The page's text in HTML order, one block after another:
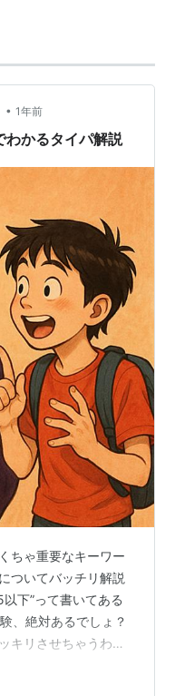
• 1年前
わかるタイパ解説
ちゃ重要なキーワー
ついてバッチリ解説
下”って書いてある
、絶対あるでしょ？
キリさせちゃうわ
ういうこと？」 そん